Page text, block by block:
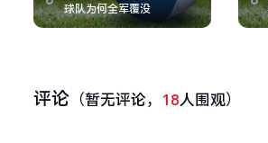
球队为何全军覆没
评论 （暂无评论， 18人围观）